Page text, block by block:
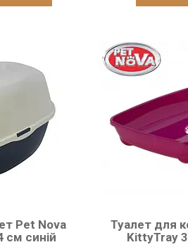
Pet Nova
см синій
Туалет для
KittyTray